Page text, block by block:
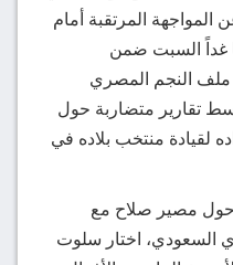
المواجهة المرتقبة أمام
غداً السبت ضمن
ملف النجم المصري
تقارير متضاربة حول
لقيادة منتخب بلاده في
حول مصير صلاح مع
السعودي، اختار سلوت